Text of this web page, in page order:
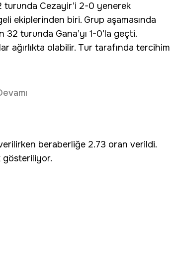
turunda Cezayir’i 2-0 yenerek
ekiplerinden biri. Grup aşamasında
turunda Gana’yı 1-0’la geçti.
ağırlıkta olabilir. Tur tarafında tercihim
beraberliğe 2.73 oran verildi.
gösteriliyor.